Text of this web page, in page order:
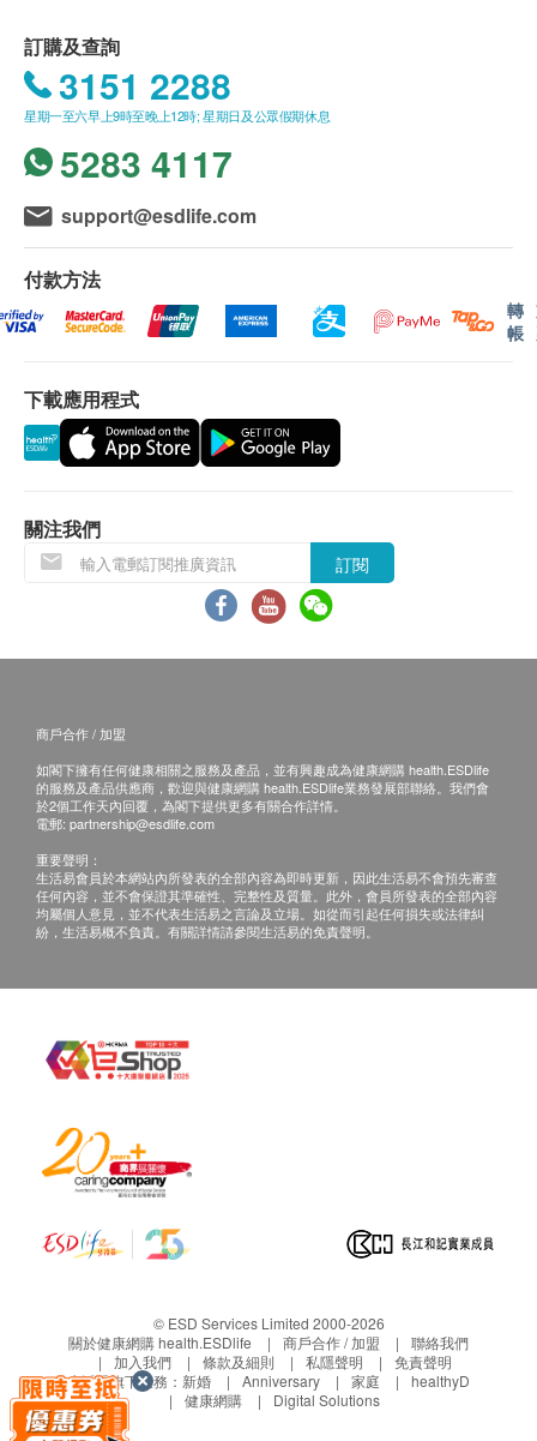
丙種谷氨基轉移酵素
腎功能
尿素
鈉
血液檢查
淋巴性白血球
紅血球平均容積
單核白血球
紅血球分佈寬度
白血球
平均血紅蛋白濃度
嗜鹼性白血球
血紅蛋白
血氧檢查
痛風
尿酸
報告
肝炎組合
甲型肝炎病毒抗體lgM、乙型肝炎病毒抗原(定性)、乙型肝炎病
毒抗體(定量)、丙型肝炎總量抗體
HK$765.0 HK$850
糖化血色素
HK$260.0
甲狀腺功能檢查組合（TSH, T3, T4）
HK$520.0
孕酮（黃體素）
HK$500.0
HK$1,800.0
乳房超聲波掃描 (兩邊)
檢查乳房是否有異象，如腫瘤、水瘤或纖維瘤
精液化驗
HK$400.0
頸動脈血管壁厚度超聲波 (兩邊)
檢測頸動脈內膜厚度，預測心血管疾病的風險
HK$1,050.0
HK$338.0
抗穆勒氏管荷爾蒙 AMH
HK$1,100.0
地中海貧血檢查
CBP 全血細胞計數、網織紅細胞計數、鐵、鐵蛋白、血紅素
成份分析
728.0
認知障礙遺傳基因檢測
1,080.0 HK$1,200
癌症指標組合 (女)
甲胎蛋白(肝)、癌抗原125(卵巢)、癌抗原15.3(乳腺)、癌抗原
19.9(胰臟)、癌胚抗原(直腸)、艾巴氏病毒抗體(鼻咽癌)
完成健康檢查項目後，一般情況下需時約10個工作
天跟進檢查報告， 工作天不包括星期六、日及公
眾假期。 輪侯報告講解時間會因應不同情況(如個
延長。
本地及海外客戶：
親身領取：親身前往『尚醫健康』體檢中心
電話講解報告
自取報告 電話講解報告 (只限香港區域號碼)
自取報告時間 (需預約)：
星期一至五：09: 00a.m - 18: 00p.m
快遞服務：
本地、澳門、國內或海外運費客人到付自理
客戶若體檢後3個月內不提取報告，所有報告一律
作銷毀處理及不會存底，客戶如需額外索取報告複
印本(體檢後3個月內)，將收取$200行政費。註
意：複印本報告未必完整。
郵寄報告客人需自行承擔遺失風險。
所有身體檢查並非作為醫務診斷或治療用途。
所有健康檢查/服務並非作為醫務診斷或治療用
諮詢有認可資格的醫生，作出診斷及治療。
本服務/產品由商戶提供。生活易【健康網購
有關此服務/產品的錯漏或延誤，或因使用此服務/
產品而引致的損失、損害、受傷或法律訴訟，健康
網購health.ESDlife概不負責。一切有關的索償或
查詢，須向提供服務之體檢中心或商戶提出。
訂購及查詢
3151 2288
星期一至六早上9時至晚上12時; 星期日及公眾假期休息
5283 4117
support@esdlife.com
付款方法
轉
帳
下載應用程式
關注我們
訂閱
商戶合作 / 加盟
如閣下擁有任何健康相關之服務及產品，並有興趣成為健康網購 health.ESDlife
的服務及產品供應商，歡迎與健康網購 health.ESDlife業務發展部聯絡。我們會
於2個工作天內回覆，為閣下提供更多有關合作詳情。
電郵: partnership@esdlife.com
重要聲明：
生活易會員於本網站內所發表的全部內容為即時更新，因此生活易不會預先審查
任何內容，並不會保證其準確性、完整性及質量。此外，會員所發表的全部內容
均屬個人意見，並不代表生活易之言論及立場。如從而引起任何損失或法律糾
紛，生活易概不負責。有關詳情請參閱生活易的免責聲明。
© ESD Services Limited 2000-2026
關於健康網購 health.ESDlife
商戶合作 / 加盟
聯絡我們
加入我們
條款及細則 私隱聲明
免責聲明
生活易旗下業務： 新婚 Anniversary 家庭
healthyD
健康網購
Digital Solutions